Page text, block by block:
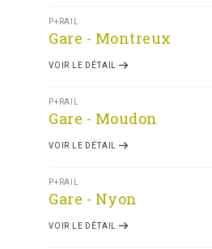
P+RAIL
Gare - Montreux
VOIR LE DÉTAIL
P+RAIL
Gare - Moudon
VOIR LE DÉTAIL
P+RAIL
Gare - Nyon
VOIR LE DÉTAIL